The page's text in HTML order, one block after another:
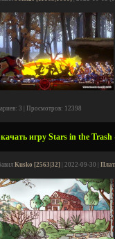
3 | Просмотров: 12398
игру Stars in the Trash
Kusko [2563|32] | 2022-09-30 |